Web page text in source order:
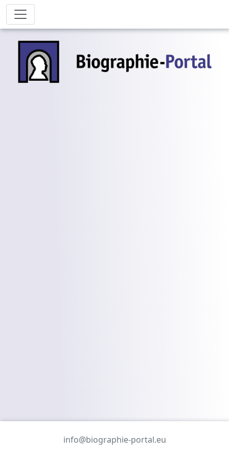
info@biographie-portal.eu